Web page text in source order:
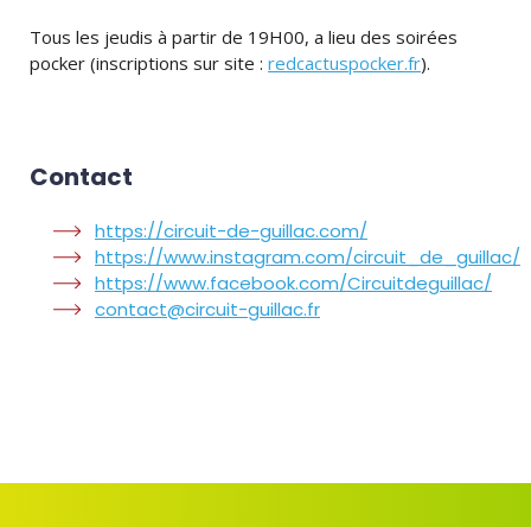
Tous les jeudis à partir de 19H00, a lieu des soirées
pocker (inscriptions sur site : redcactuspocker.fr).
Contact
https://circuit-de-guillac.com/
https://www.instagram.com/circuit_de_guillac/
https://www.facebook.com/Circuitdeguillac/
contact@circuit-guillac.fr